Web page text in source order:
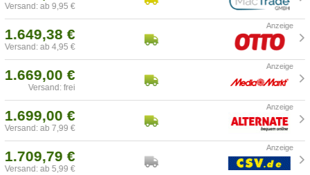
Versand: ab 9,95 €
1.649,38 €
Versand: ab 4,95 €
1.669,00 €
Versand: frei
1.699,00 €
Versand: ab 7,99 €
1.709,79 €
Versand: ab 5,99 €